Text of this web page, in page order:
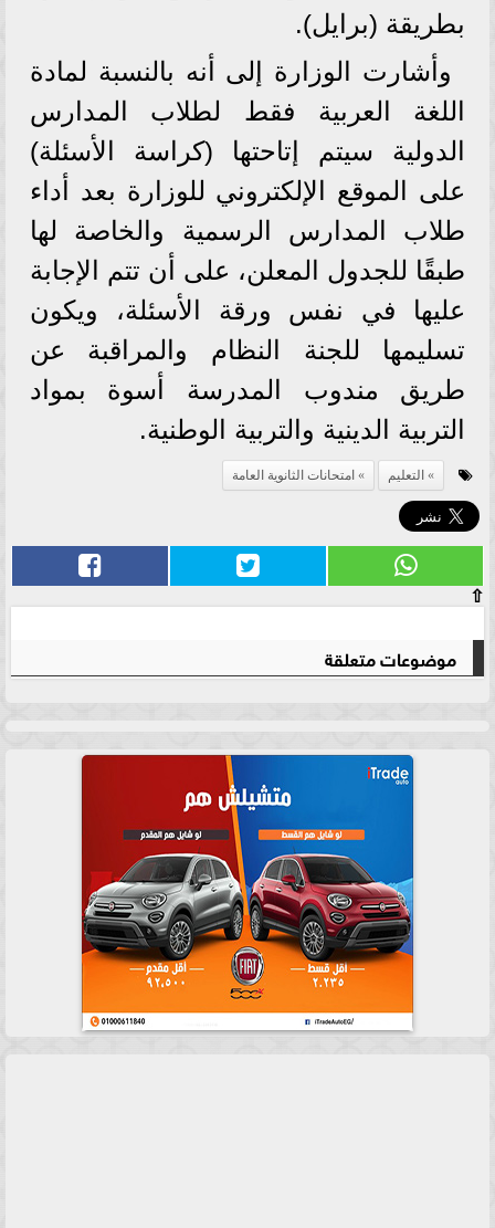
بطريقة (برايل).
وأشارت الوزارة إلى أنه بالنسبة لمادة
اللغة العربية فقط لطلاب المدارس
الدولية سيتم إتاحتها (كراسة الأسئلة)
على الموقع الإلكتروني للوزارة بعد أداء
طلاب المدارس الرسمية والخاصة لها
طبقًا للجدول المعلن، على أن تتم الإجابة
عليها في نفس ورقة الأسئلة، ويكون
تسليمها للجنة النظام والمراقبة عن
طريق مندوب المدرسة أسوة بمواد
التربية الدينية والتربية الوطنية.
التعليم امتحانات الثانوية العامة
⇧
موضوعات متعلقة